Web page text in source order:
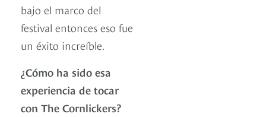
bajo el marco del
festival entonces eso fue
un éxito increíble.
¿Cómo ha sido esa
experiencia de tocar
con The Cornlickers?